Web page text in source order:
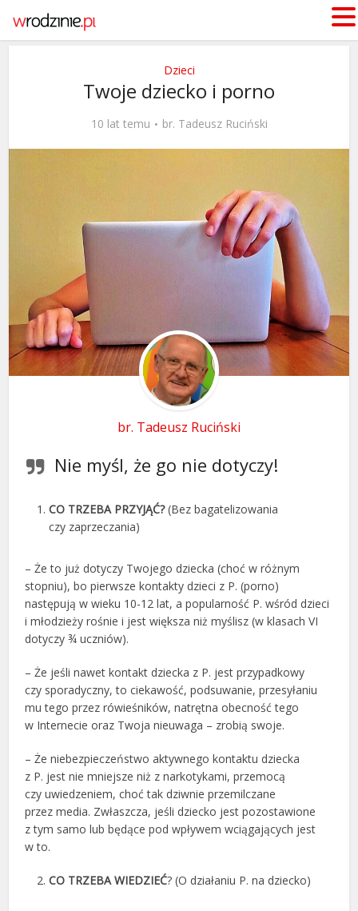
Dzieci
Twoje dziecko i porno
10 lat temu br. Tadeusz Ruciński
br. Tadeusz Ruciński
Nie myśl, że go nie dotyczy!
CO TRZEBA PRZYJĄĆ?(Bez bagatelizowania
czy zaprzeczania)
– Że to już dotyczy Twojego dziecka (choć w różnym
stopniu), bo pierwsze kontakty dzieci z P. (porno)
następują w wieku 10-12 lat, a popularność P. wśród dzieci
i młodzieży rośnie i jest większa niż myślisz (w klasach VI
dotyczy ¾ uczniów).
– Że jeśli nawet kontakt dziecka z P. jest przypadkowy
czy sporadyczny, to ciekawość, podsuwanie, przesyłaniu
mu tego przez rówieśników, natrętna obecność tego
w Internecie oraz Twoja nieuwaga – zrobią swoje.
– Że niebezpieczeństwo aktywnego kontaktu dziecka
z P. jest nie mniejsze niż z narkotykami, przemocą
czy uwiedzeniem, choć tak dziwnie przemilczane
przez media. Zwłaszcza, jeśli dziecko jest pozostawione
z tym samo lub będące pod wpływem wciągających jest
w to.
CO TRZEBA WIEDZIEĆ? (O działaniu P. na dziecko)